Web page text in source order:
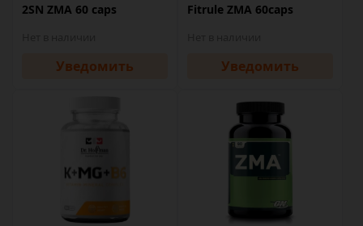
2SN ZMA 60 caps
Уведомить
Fitrule ZMA 60caps
Уведомить